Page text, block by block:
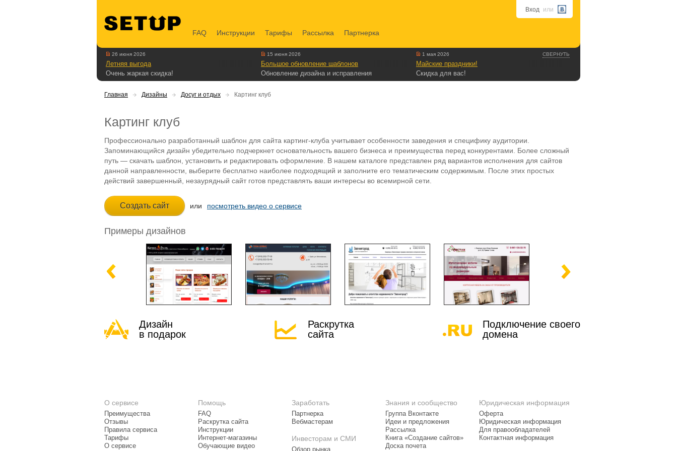
Вход или
FAQ Инструкции Тарифы Рассылка Партнерка
СВЕРНУТЬ
26 июня 2026
Летняя выгода
Очень жаркая скидка!
15 июня 2026
Большое обновление шаблонов
Обновление дизайна и исправления
1 мая 2026
Майские праздники!
Скидка для вас!
Главная Дизайны Досуг и отдых Картинг клуб
Картинг клуб
Профессионально разработанный шаблон для сайта картинг-клуба учитывает особенности заведения и специфику аудитории.
Запоминающийся дизайн убедительно подчеркнет основательность вашего бизнеса и преимущества перед конкурентами. Более сложный
путь — скачать шаблон, установить и редактировать оформление. В нашем каталоге представлен ряд вариантов исполнения для сайтов
данной направленности, выберите бесплатно наиболее подходящий и заполните его тематическим содержимым. После этих простых
действий завершенный, незаурядный сайт готов представлять ваши интересы во всемирной сети.
или посмотреть видео о сервисе
Примеры дизайнов
Дизайн
в подарок
Раскрутка
сайта
Подключение своего
домена
О сервисе
Преимущества
Отзывы
Правила сервиса
Тарифы
О сервисе
Помощь
FAQ
Раскрутка сайта
Инструкции
Интернет-магазины
Обучающие видео
Заработать
Партнерка
Вебмастерам
Инвесторам и СМИ
Обзор рынка
Знания и сообщество
Группа Вконтакте
Идеи и предложения
Рассылка
Книга «Создание сайтов»
Доска почета
Юридическая информация
Оферта
Юридическая информация
Для правообладателей
Контактная информация